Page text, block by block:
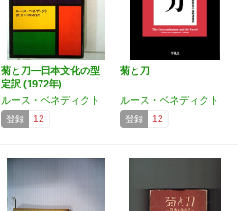
菊と刀―日本文化の型
定訳 (1972年)
ルース・ベネディクト
登録 12
菊と刀
ルース・ベネディクト
登録 12